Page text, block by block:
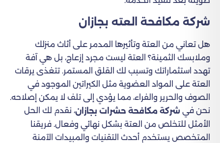
شركة مكافحة العته بجازان
هل تعاني من العتة وتأثيرها المدمر على أثاث منزلك
وملابسك الثمينة؟ العتة ليست مجرد إزعاج، بل هي آفة
تهدد استثماراتك وتسبب لك القلق المستمر. تتغذى يرقات
العتة على المواد العضوية مثل الكيراتين الموجود في
الصوف والحرير والفراء، مما يؤدي إلى تلف لا يمكن إصلاحه.
نحن في شركة مكافحة حشرات بجازان، نقدم لك الحل
الأمثل للتخلص من العتة بشكل نهائي وفعال. فريقنا
المتخصص يستخدم أحدث التقنيات والمبيدات الآمنة